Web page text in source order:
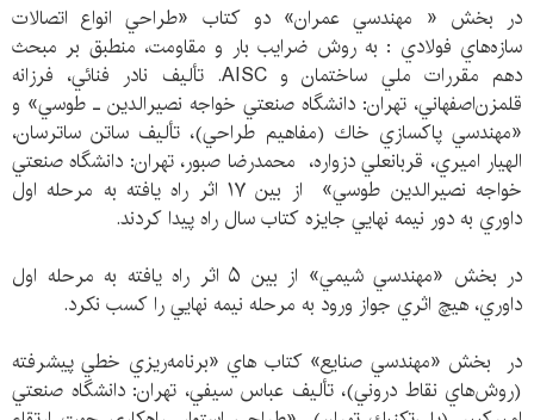
در بخش « مهندسي عمران» دو كتاب «طراحي انواع اتصالات
سازه‌هاي فولادي : به روش ضرايب بار و مقاومت، منطبق بر مبحث
دهم مقررات ملي ساختمان و AISC. تأليف نادر فنائي، فرزانه
قلمزن‌اصفهاني، تهران: دانشگاه صنعتي خواجه نصيرالدين ـ طوسي» و
«مهندسي پاكسازي خاك (مفاهيم طراحي)، تأليف ساتن ساترسان،
الهيار اميري، قربانعلي دزواره، محمدرضا صبور، تهران: دانشگاه صنعتي
خواجه نصيرالدين طوسي» از بين ۱۷ اثر راه يافته به مرحله اول
داوري به دور نيمه نهايي جايزه كتاب سال راه پيدا كردند.
در بخش «مهندسي شيمي» از بين ۵ اثر راه يافته به مرحله اول
داوري، هيچ اثري جواز ورود به مرحله نيمه نهايي را كسب نكرد.
در بخش «مهندسي صنايع» كتاب هاي «برنامه‌ريزي خطي پيشرفته
(روش‌هاي نقاط دروني)، تأليف عباس سيفي، تهران: دانشگاه صنعتي